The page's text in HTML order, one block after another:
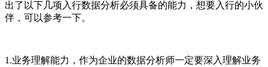
出了以下几项入行数据分析必须具备的能力，想要入行的小伙
伴，可以参考一下。
1.业务理解能力，作为企业的数据分析师一定要深入理解业务